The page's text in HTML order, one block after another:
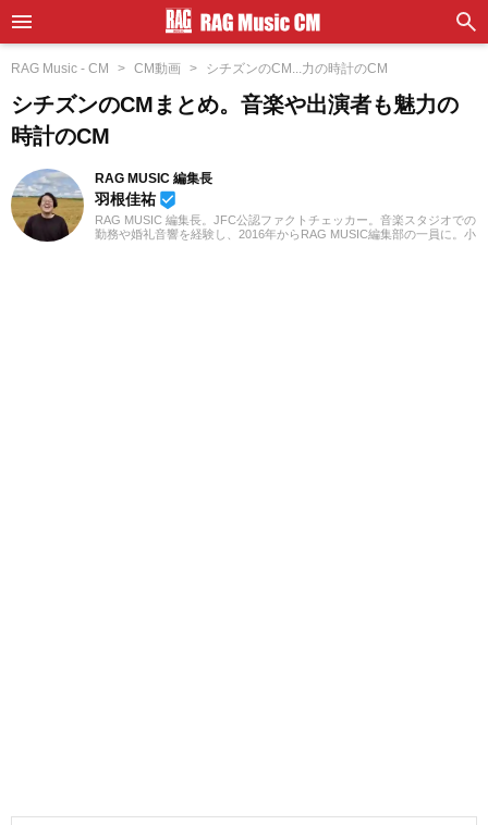
RAG Music - CM CM動画 シチズンのCM...力の時計のCM
シチズンのCMまとめ。音楽や出演者も魅力の
時計のCM
RAG MUSIC 編集長
羽根佳祐 beenhere
RAG MUSIC 編集長。JFC公認ファクトチェッカー。音楽スタジオでの
勤務や婚礼音響を経験し、2016年からRAG MUSIC編集部の一員に。小